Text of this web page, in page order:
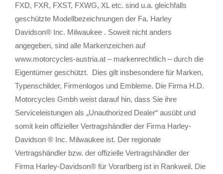
FXD, FXR, FXST, FXWG, XL etc. sind u.a. gleichfalls
geschützte Modellbezeichnungen der Fa. Harley
Davidson® Inc. Milwaukee . Soweit nicht anders
angegeben, sind alle Markenzeichen auf
www.motorcycles-austria.at – markenrechtlich – durch die
Eigentümer geschützt. Dies gilt insbesondere für Marken,
Typenschilder, Firmenlogos und Embleme. Die Firma H.D.
Motorcycles Gmbh weist darauf hin, dass Sie ihre
Serviceleistungen als „Unauthorized Dealer“ ausübt und
somit kein offizieller Vertragshändler der Firma Harley-
Davidson ® Inc. Milwaukee ist. Der regionale
Vertragshändler bzw. der offizielle Vertragshändler der
Firma Harley-Davidson® für Vorarlberg ist in Rankweil. Die